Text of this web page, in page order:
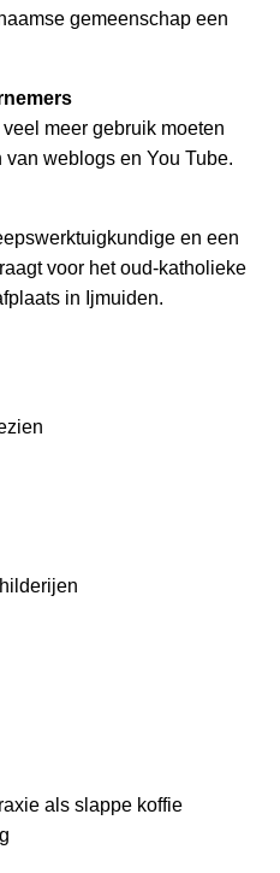
gemeenschap een
meer gebruik moeten
weblogs en You Tube.
en een
voor het oud-katholieke
in Ijmuiden.
als slappe koffie